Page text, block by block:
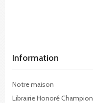
Information
Notre maison
Librairie Honoré Champion